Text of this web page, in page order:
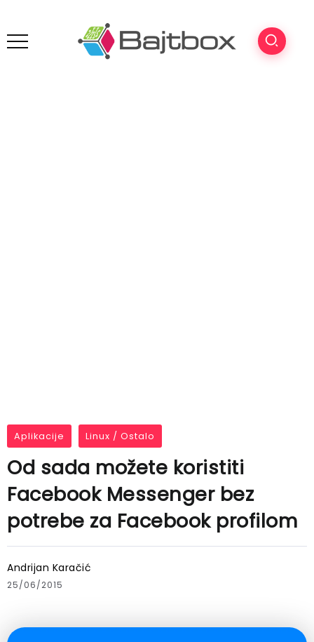
Aplikacije Linux / Ostalo
Od sada možete koristiti
Facebook Messenger bez
potrebe za Facebook profilom
Andrijan Karačić
25/06/2015